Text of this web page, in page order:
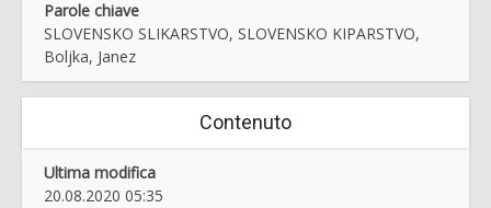
Parole chiave
SLOVENSKO SLIKARSTVO, SLOVENSKO KIPARSTVO,
Boljka, Janez
Contenuto
Ultima modifica
20.08.2020 05:35